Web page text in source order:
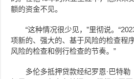
额的资金不见。
“这种情况很少见，”里彻说。
项新的、强大的、基于风险的检查程
风险的检查和例行检查的节奏。”
多伦多抵押贷款经纪罗恩·巴特勒